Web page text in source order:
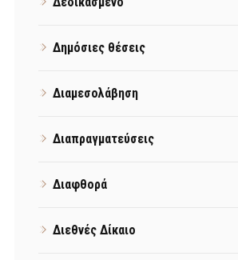
Δημόσιες θέσεις
Διαμεσολάβηση
Διαπραγματεύσεις
Διαφθορά
Διεθνές Δίκαιο